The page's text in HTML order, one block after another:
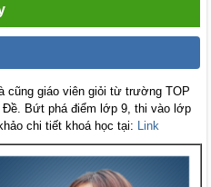
cũng giáo viên giỏi từ trường TOP
Bứt phá điểm lớp 9, thi vào lớp
chi tiết khoá học tại: Link